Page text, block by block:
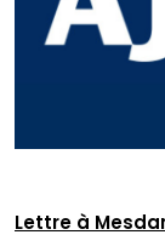
Lettre à